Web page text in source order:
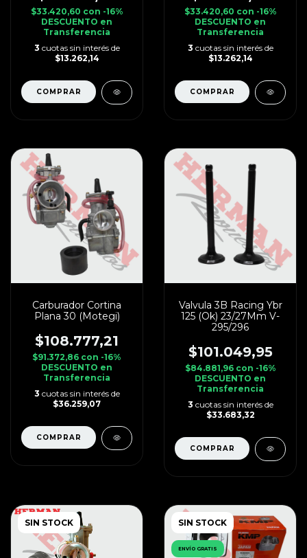
$33.420,60 con -16%
DESCUENTO en
Transferencia
3 cuotas sin interés de
$13.262,14
$33.420,60 con -16%
DESCUENTO en
Transferencia
3 cuotas sin interés de
$13.262,14
Carburador Cortina
Plana 30 (Motegi)
$108.777,21
$91.372,86 con -16%
DESCUENTO en
Transferencia
3 cuotas sin interés de
$36.259,07
Valvula 3B Racing Ybr
125 (Ok) 23/27Mm V-
295/296
$101.049,95
$84.881,96 con -16%
DESCUENTO en
Transferencia
3 cuotas sin interés de
$33.683,32
SIN STOCK SIN STOCK
ENVÍO GRATIS